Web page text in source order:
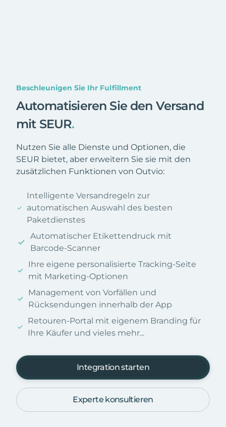
Beschleunigen Sie Ihr Fulfillment
Automatisieren Sie den Versand
mit SEUR.
Nutzen Sie alle Dienste und Optionen, die
SEUR bietet, aber erweitern Sie sie mit den
zusätzlichen Funktionen von Outvio:
Intelligente Versandregeln zur
automatischen Auswahl des besten
Paketdienstes
Automatischer Etikettendruck mit
Barcode-Scanner
Ihre eigene personalisierte Tracking-Seite
mit Marketing-Optionen
Management von Vorfällen und
Rücksendungen innerhalb der App
Retouren-Portal mit eigenem Branding für
Ihre Käufer und vieles mehr...
Integration starten
Experte konsultieren